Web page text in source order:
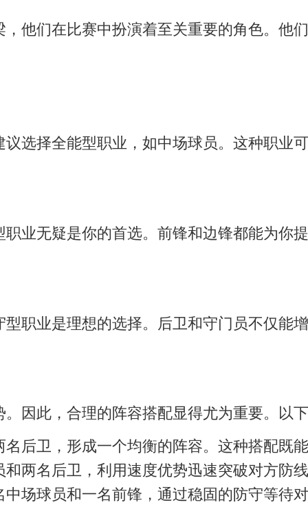
他们在比赛中扮演着至关重要的角色。他
选择全能型职业，如中场球员。这种职业
业无疑是你的首选。前锋和边锋都能为你
职业是理想的选择。后卫和守门员不仅能
因此，合理的阵容搭配显得尤为重要。以
后卫，形成一个均衡的阵容。这种搭配既
两名后卫，利用速度优势迅速突破对方防
场球员和一名前锋，通过稳固的防守等待